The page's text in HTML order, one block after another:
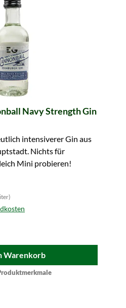
Navy Strength Gin
intensiverer Gin aus
Nichts für
Mini probieren!
Warenkorb